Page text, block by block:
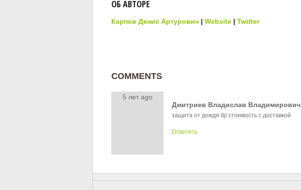
ОБ АВТОРЕ
Карпов Денис Артурович |Website |Twitter
COMMENTS
5 лет ago
Дмитриев Владислав Владимирович
защита от дождя dji стоимость с доставкой
Ответить